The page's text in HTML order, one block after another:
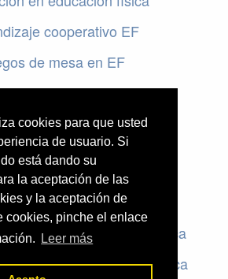
cookies para que usted
de usuario. Si
está dando su
la aceptación de las
y la aceptación de
cookies, pinche el enlace
Leer más
cooperativo EF
de mesa en EF
en EF
de educación física
destacados
en educación física
en educación física
en educación física